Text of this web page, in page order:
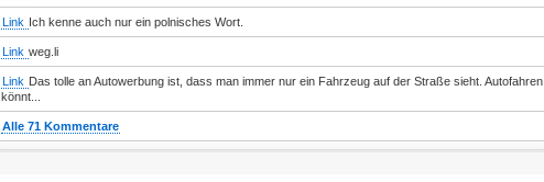
Link Ich kenne auch nur ein polnisches Wort.
Link weg.li
Link Das tolle an Autowerbung ist, dass man immer nur ein Fahrzeug auf der Straße sieht. Autofahren
könnt...
Alle 71 Kommentare